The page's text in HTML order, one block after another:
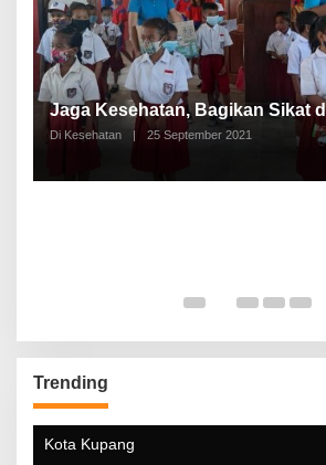
Jaga Kesehatan, Bagikan Sikat
Di Kesehatan 25 September 2021
Trending
Kota Kupang